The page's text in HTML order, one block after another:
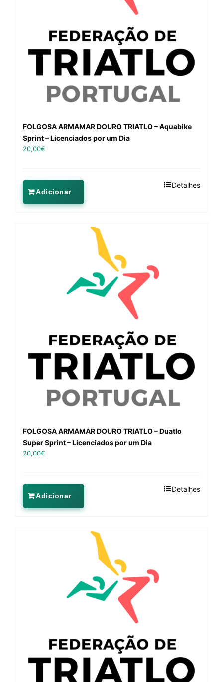
FOLGOSA ARMAMAR DOURO TRIATLO – Aquabike
Sprint – Licenciados por um Dia
20,00€
Adicionar
Detalhes
FOLGOSA ARMAMAR DOURO TRIATLO – Duatlo
Super Sprint – Licenciados por um Dia
20,00€
Adicionar
Detalhes